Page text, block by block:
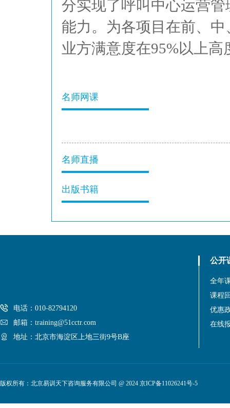
分实现了呼叫中心运营
能力。为各项目在前、
业方满意度在95%以上
名师网课
名师直播
出版书籍
电话：010-82794120
邮箱：training@51cctr.com
地址：北京市海淀区上地三街9号B座
公开
全年
课程
优惠
在线
版权所有：北京易训天下咨询服务有限公司 @ 2024 京ICP备11026241号-5